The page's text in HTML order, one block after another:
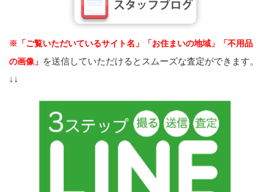
※「ご覧いただいているサイト名」「お住まいの地域」「不用品
の画像」 を送信していただけるとスムーズな査定ができます。
↓↓